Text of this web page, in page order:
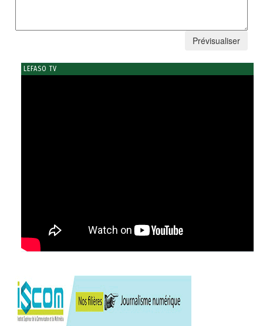
LEFASO TV